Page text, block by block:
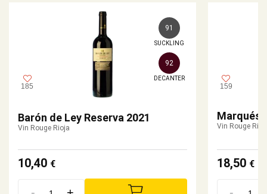
185
91
SUCKLING
92
DECANTER
Barón de Ley Reserva 2021
Vin Rouge Rioja
10,40 €
159
Marqués
Vin Rouge
18,50 €